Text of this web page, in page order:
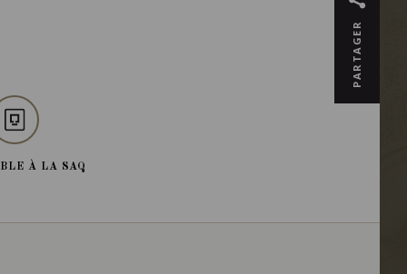
PARTAGER
À LA SAQ